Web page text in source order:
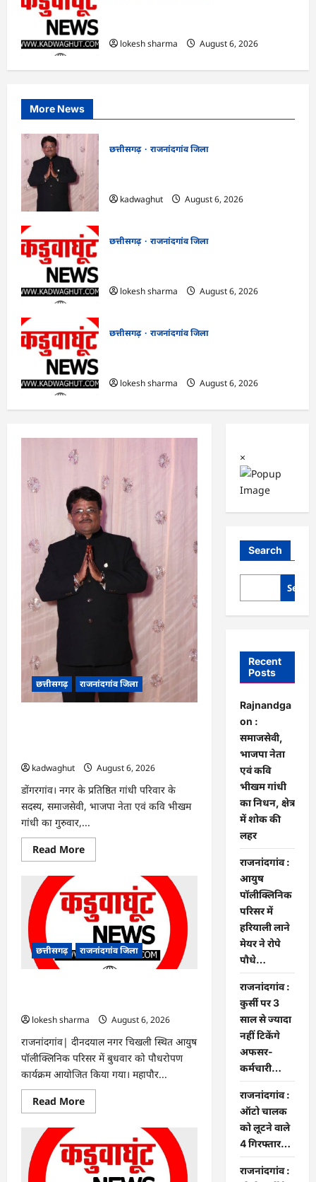
lokesh sharma
August 6, 2026
More News
छत्तीसगढ़
राजनांदगांव जिला
kadwaghut
August 6, 2026
छत्तीसगढ़
राजनांदगांव जिला
lokesh sharma
August 6, 2026
छत्तीसगढ़
राजनांदगांव जिला
lokesh sharma
August 6, 2026
छत्तीसगढ़ राजनांदगांव जिला
kadwaghut
August 6, 2026
डोंगरगांव। नगर के प्रतिष्ठित गांधी परिवार के
सदस्य, समाजसेवी, भाजपा नेता एवं कवि भीखम
गांधी का गुरुवार,...
Read MoreRead
more
Rajnandgaon
समाजसेवी,
भाजपा
नेता
एवं
कवि
भीखम
गांधी
की
लहर
छत्तीसगढ़ राजनांदगांव जिला
lokesh sharma
August 6, 2026
राजनांदगांव| दीनदयाल नगर चिखली स्थित आयुष
पॉलीक्लिनिक परिसर में बुधवार को पौधरोपण
कार्यक्रम आयोजित किया गया। महापौर...
Read MoreRead
more
:
आयुष
पॉलीक्लिनिक
परिसर
×
Search
Recent
Posts
Rajnandga
on :
समाजसेवी,
भाजपा नेता
एवं कवि
भीखम गांधी
का निधन, क्षेत्र
में शोक की
लहर
राजनांदगांव :
आयुष
पॉलीक्लिनिक
परिसर में
हरियाली लाने
मेयर ने रोपे
पौधे…
राजनांदगांव :
कुर्सी पर 3
साल से ज्यादा
नहीं टिकेंगे
अफसर-
कर्मचारी…
राजनांदगांव :
ऑटो चालक
को लूटने वाले
4 गिरफ्तार…
राजनांदगांव :